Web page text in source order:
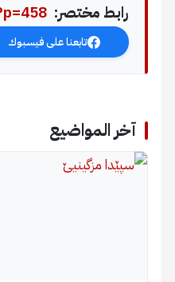
رابط مختصر:
تابعنا على فيسبوك
آخر المواضيع